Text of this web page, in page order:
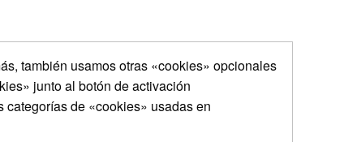
también usamos otras «cookies» opcionales
junto al botón de activación
categorías de «cookies» usadas en